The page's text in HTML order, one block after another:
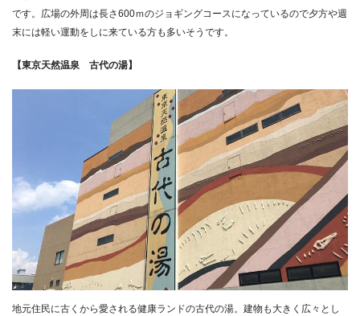
です。広場の外周は長さ600ｍのジョギングコースになっているので夕方や週
末には軽い運動をしに来ている方も多いそうです。
【東京天然温泉 古代の湯】
地元住民に古くから愛される健康ランドの古代の湯。建物も大きく広々とし